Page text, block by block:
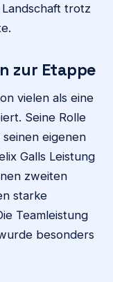
trotz
zur Etappe
vielen als eine
Seine Rolle
eigenen
Galls Leistung
zweiten
starke
Teamleistung
besonders